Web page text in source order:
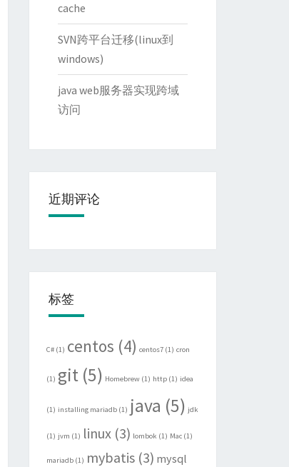
cache
SVN跨平台迁移(linux到
windows)
java web服务器实现跨域
访问
近期评论
标签
C#(1) centos (4) centos7(1) cron
(1) git(5) Homebrew(1) http(1) idea
(1) installing mariadb(1) java (5) jdk
(1) jvm (1) linux(3) lombok (1) Mac(1)
mariadb(1) mybatis(3) mysql